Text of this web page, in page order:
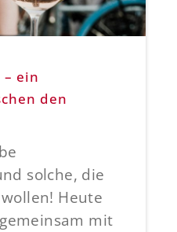
– ein
den
solche, die
Heute
mit